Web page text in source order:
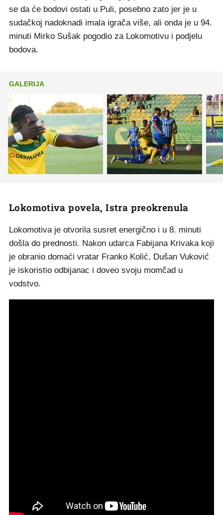
se da će bodovi ostati u Puli, posebno zato jer je u
sudačkoj nadoknadi imala igrača više, ali onda je u 94.
minuti Mirko Sušak pogodio za Lokomotivu i podjelu
bodova.
GALERIJA
Lokomotiva povela, Istra preokrenula
Lokomotiva je otvorila susret energično i u 8. minuti
došla do prednosti. Nakon udarca Fabijana Krivaka koji
je obranio domaći vratar Franko Kolić, Dušan Vuković
je iskoristio odbijanac i doveo svoju momčad u
vodstvo.